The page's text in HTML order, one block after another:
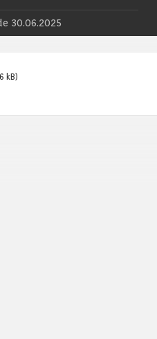
30.06.2025
kB)